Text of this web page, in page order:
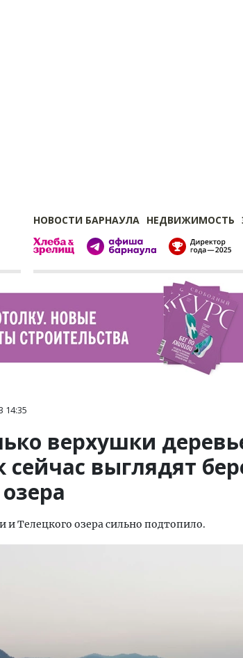
НОВОСТИ БАРНАУЛА НЕДВИЖИМОСТЬ
14:35
верхушки
сейчас выглядят
и Телецкого озера сильно подтопило.